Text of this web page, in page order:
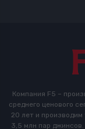
Компания F5 –
среднего ценового
20 лет и производим
3,5 млн пар